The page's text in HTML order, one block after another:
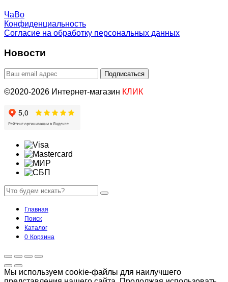
ЧаВо
Конфиденциальность
Согласие на обработку персональных данных
Новости
©2020-2026 Интернет-магазин КЛИК
Главная
Поиск
Каталог
0 Корзина
Мы используем cookie-файлы для наилучшего